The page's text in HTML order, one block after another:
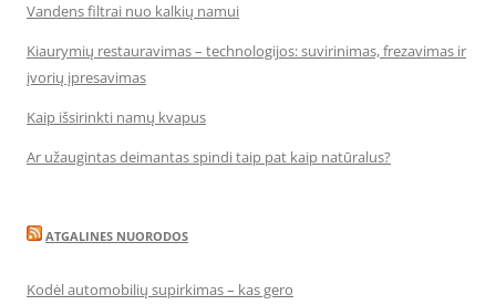
Vandens filtrai nuo kalkių namui
Kiaurymių restauravimas – technologijos: suvirinimas, frezavimas ir
įvorių įpresavimas
Kaip išsirinkti namų kvapus
Ar užaugintas deimantas spindi taip pat kaip natūralus?
ATGALINES NUORODOS
Kodėl automobilių supirkimas – kas gero